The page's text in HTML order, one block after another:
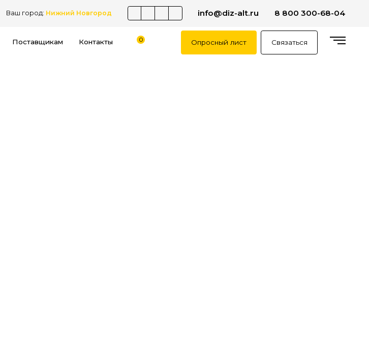
Ваш город: Нижний Новгород info@diz-alt.ru 8 800 300-68-04
Поставщикам Контакты 0 Опросный лист Связаться